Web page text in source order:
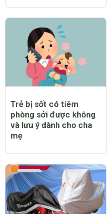
Trẻ bị sốt có tiêm
phòng sởi được không
và lưu ý dành cho cha
mẹ